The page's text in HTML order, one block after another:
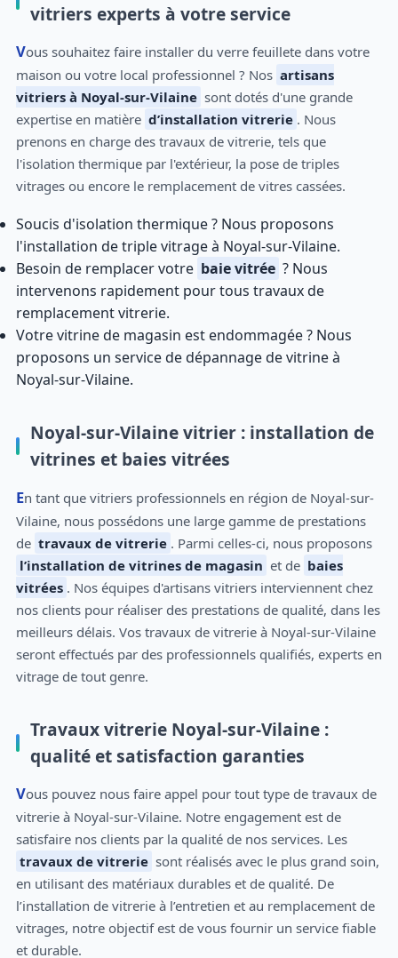
vitriers experts à votre service
Vous souhaitez faire installer du verre feuillete dans votre
maison ou votre local professionnel ? Nos artisans
vitriers à Noyal-sur-Vilaine sont dotés d'une grande
expertise en matière d’installation vitrerie . Nous
prenons en charge des travaux de vitrerie, tels que
l'isolation thermique par l'extérieur, la pose de triples
vitrages ou encore le remplacement de vitres cassées.
Soucis d'isolation thermique ? Nous proposons
l'installation de triple vitrage à Noyal-sur-Vilaine.
Besoin de remplacer votre baie vitrée ? Nous
intervenons rapidement pour tous travaux de
remplacement vitrerie.
Votre vitrine de magasin est endommagée ? Nous
proposons un service de dépannage de vitrine à
Noyal-sur-Vilaine.
Noyal-sur-Vilaine vitrier : installation de
vitrines et baies vitrées
En tant que vitriers professionnels en région de Noyal-sur-
Vilaine, nous possédons une large gamme de prestations
de travaux de vitrerie . Parmi celles-ci, nous proposons
l’installation de vitrines de magasin et de baies
vitrées . Nos équipes d'artisans vitriers interviennent chez
nos clients pour réaliser des prestations de qualité, dans les
meilleurs délais. Vos travaux de vitrerie à Noyal-sur-Vilaine
seront effectués par des professionnels qualifiés, experts en
vitrage de tout genre.
Travaux vitrerie Noyal-sur-Vilaine :
qualité et satisfaction garanties
Vous pouvez nous faire appel pour tout type de travaux de
vitrerie à Noyal-sur-Vilaine. Notre engagement est de
satisfaire nos clients par la qualité de nos services. Les
travaux de vitrerie sont réalisés avec le plus grand soin,
en utilisant des matériaux durables et de qualité. De
l’installation de vitrerie à l’entretien et au remplacement de
vitrages, notre objectif est de vous fournir un service fiable
et durable.